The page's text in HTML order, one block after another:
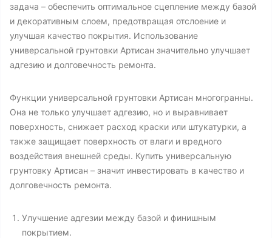
задача – обеспечить оптимальное сцепление между базой
и декоративным слоем, предотвращая отслоение и
улучшая качество покрытия. Использование
универсальной грунтовки Артисан значительно улучшает
адгезию и долговечность ремонта.
Функции универсальной грунтовки Артисан многогранны.
Она не только улучшает адгезию, но и выравнивает
поверхность, снижает расход краски или штукатурки, а
также защищает поверхность от влаги и вредного
воздействия внешней среды. Купить универсальную
грунтовку Артисан – значит инвестировать в качество и
долговечность ремонта.
Улучшение адгезии между базой и финишным
покрытием.